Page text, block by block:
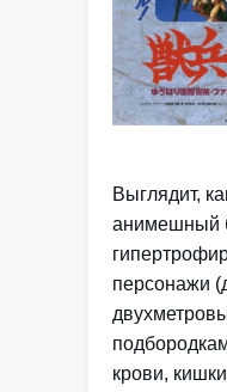
Выглядит,
анимешный
персонажи
крови,